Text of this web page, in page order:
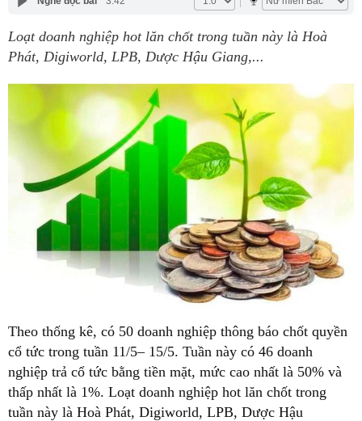
Loạt doanh nghiệp hot lăn chốt trong tuần này là Hoà
Phát, Digiworld, LPB, Dược Hậu Giang,...
Theo thống kê, có 50 doanh nghiệp thông báo chốt quyền
cổ tức trong tuần 11/5– 15/5. Tuần này có 46 doanh
nghiệp trả cổ tức bằng tiền mặt, mức cao nhất là 50% và
thấp nhất là 1%. Loạt doanh nghiệp hot lăn chốt trong
tuần này là Hoà Phát, Digiworld, LPB, Dược Hậu